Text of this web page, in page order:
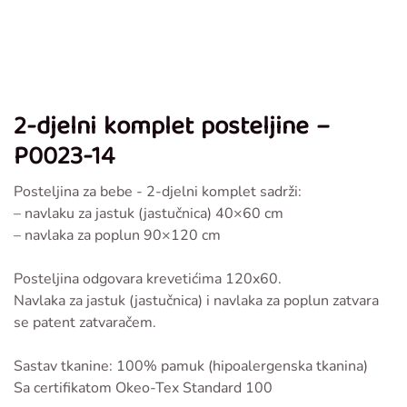
2-djelni komplet posteljine –
P0023-14
Posteljina za bebe - 2-djelni komplet sadrži:
– navlaku za jastuk (jastučnica) 40×60 cm
– navlaka za poplun 90×120 cm
Posteljina odgovara krevetićima 120x60.
Navlaka za jastuk (jastučnica) i navlaka za poplun zatvara
se patent zatvaračem.
Sastav tkanine: 100% pamuk (hipoalergenska tkanina)
Sa certifikatom Okeo-Tex Standard 100